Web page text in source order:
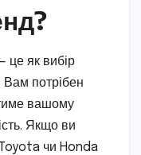
це як вибір
Вам потрібен
вашому
Якщо ви
Toyota чи Honda